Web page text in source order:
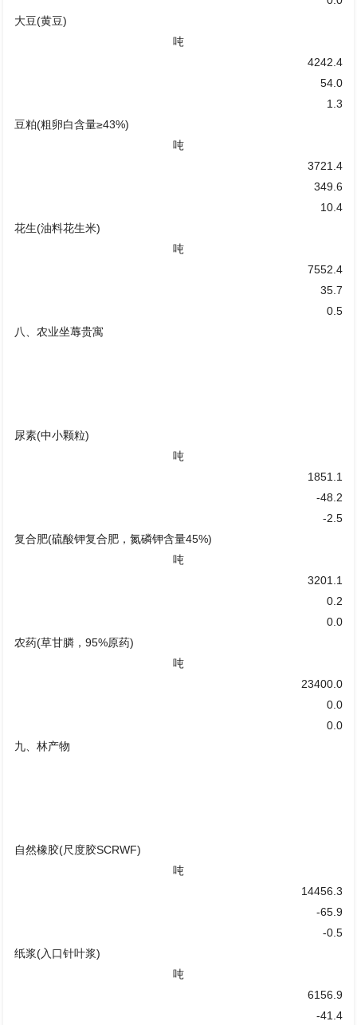
大豆(黄豆)
吨
4242.4
54.0
1.3
豆粕(粗卵白含量≥43%)
吨
3721.4
349.6
10.4
花生(油料花生米)
吨
7552.4
35.7
0.5
八、农业坐蓐贵寓
尿素(中小颗粒)
吨
1851.1
-48.2
-2.5
复合肥(硫酸钾复合肥，氮磷钾含量45%)
吨
3201.1
0.2
0.0
农药(草甘膦，95%原药)
吨
23400.0
0.0
0.0
九、林产物
自然橡胶(尺度胶SCRWF)
吨
14456.3
-65.9
-0.5
纸浆(入口针叶浆)
吨
6156.9
-41.4